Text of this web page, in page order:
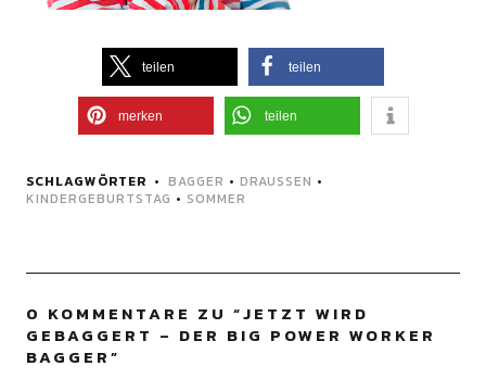
teilen teilen
merken teilen
SCHLAGWÖRTER BAGGER • DRAUSSEN
•
KINDERGEBURTSTAG • SOMMER
0 KOMMENTARE ZU “JETZT WIRD
GEBAGGERT – DER BIG POWER WORKER
BAGGER”